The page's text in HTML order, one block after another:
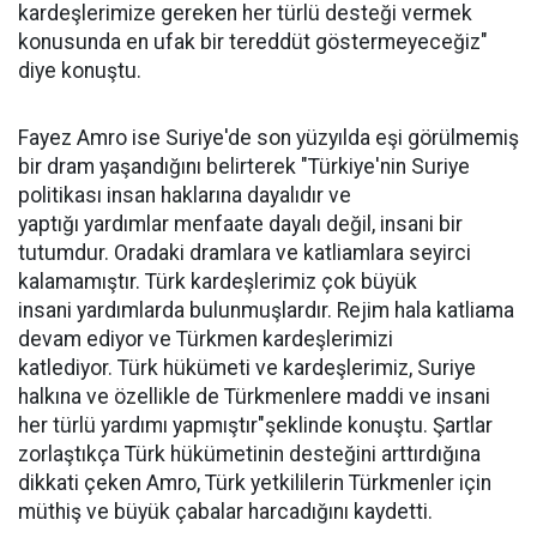
kardeşlerimize gereken her türlü desteği vermek
konusunda en ufak bir tereddüt göstermeyeceğiz"
diye konuştu.
Fayez Amro ise Suriye'de son yüzyılda eşi görülmemiş
bir dram yaşandığını belirterek "Türkiye'nin Suriye
politikası insan haklarına dayalıdır ve
yaptığı yardımlar menfaate dayalı değil, insani bir
tutumdur. Oradaki dramlara ve katliamlara seyirci
kalamamıştır. Türk kardeşlerimiz çok büyük
insani yardımlarda bulunmuşlardır. Rejim hala katliama
devam ediyor ve Türkmen kardeşlerimizi
katlediyor. Türk hükümeti ve kardeşlerimiz, Suriye
halkına ve özellikle de Türkmenlere maddi ve insani
her türlü yardımı yapmıştır"şeklinde konuştu. Şartlar
zorlaştıkça Türk hükümetinin desteğini arttırdığına
dikkati çeken Amro, Türk yetkililerin Türkmenler için
müthiş ve büyük çabalar harcadığını kaydetti.